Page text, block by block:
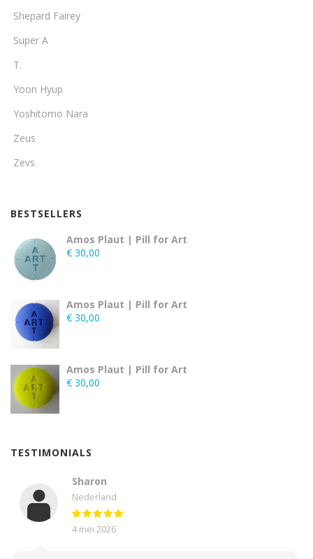
Shepard Fairey
Super A
T.
Yoon Hyup
Yoshitomo Nara
Zeus
Zevs
BESTSELLERS
Amos Plaut | Pill for Art
€ 30,00
Amos Plaut | Pill for Art
€ 30,00
Amos Plaut | Pill for Art
€ 30,00
TESTIMONIALS
Sharon
Nederland
4 mei 2026